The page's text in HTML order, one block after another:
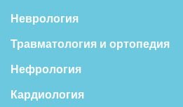
Неврология
Травматология и ортопедия
Нефрология
Кардиология